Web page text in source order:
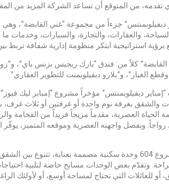
تقدمه، من المتوقع أن تساعد الشركة المزيد من
والعقارات، والتجارة، والسيارات، وخدمات
برؤية استراتيجية ابتكر منظومة إدارية شفافة
كلاً من: فندق “بارك ريجيس بزنس باي”،
الغيار”، و”بلازو ديفيلوبمنت للتطوير العقاري”.
ديفيلوبمنتس” مؤخراً مشروع “إمباير ليك
والشقق بغرفة نوم واحدة أو غرفتين أو ثلاث
قمة الحياة العصرية، مقدماً مزيجاً فريداً من الفخامة
وبفضل واجهته العصرية وموقعه المتميز، يوفّر
ويضم المشروع 604 وحدة سكنية مصممة بعناية،
وتقدّم بعض الوحدات مسابح خاصة لتلبية
أو للعائلات التي تحتاج لمساحة أوسع، أو لأولئك